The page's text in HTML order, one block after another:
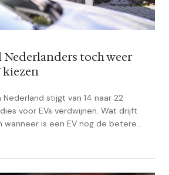
Nederlanders toch weer
kiezen
Nederland stijgt van 14 naar 22
voor EVs verdwijnen. Wat drijft
wanneer is een EV nog de betere